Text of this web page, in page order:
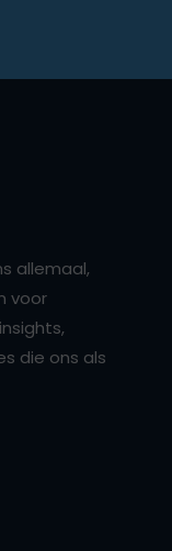
allemaal,
voor
die ons als